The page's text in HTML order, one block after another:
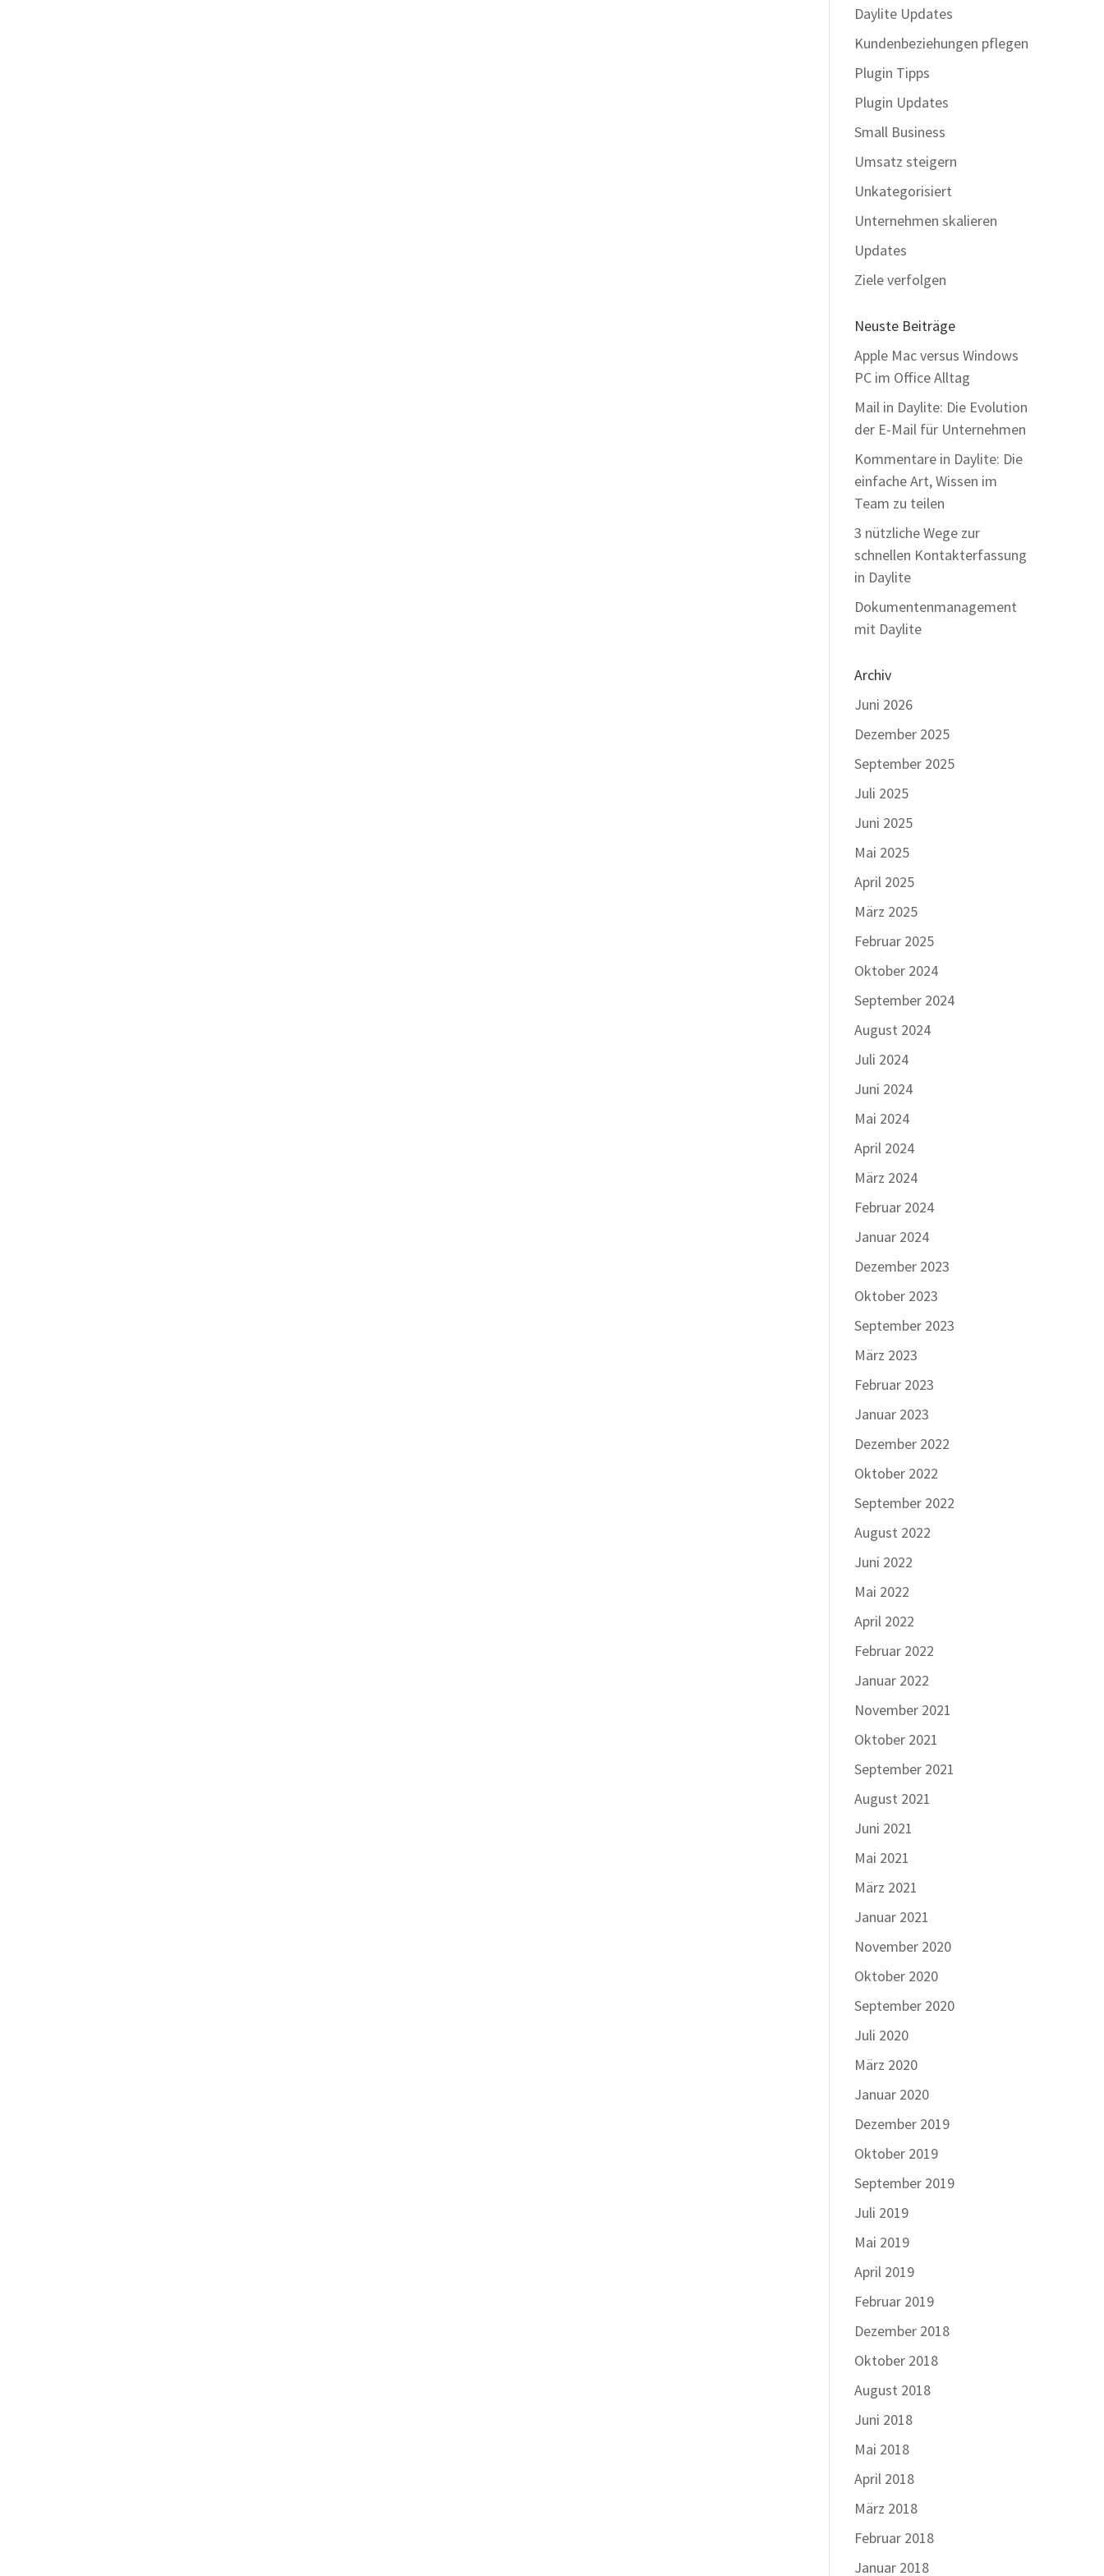
Daylite Updates
Kundenbeziehungen pflegen
Plugin Tipps
Plugin Updates
Small Business
Umsatz steigern
Unkategorisiert
Unternehmen skalieren
Updates
Ziele verfolgen
Neuste Beiträge
Apple Mac versus Windows
PC im Office Alltag
Mail in Daylite: Die Evolution
der E-Mail für Unternehmen
Kommentare in Daylite: Die
einfache Art, Wissen im
Team zu teilen
3 nützliche Wege zur
schnellen Kontakterfassung
in Daylite
Dokumentenmanagement
mit Daylite
Archiv
Juni 2026
Dezember 2025
September 2025
Juli 2025
Juni 2025
Mai 2025
April 2025
März 2025
Februar 2025
Oktober 2024
September 2024
August 2024
Juli 2024
Juni 2024
Mai 2024
April 2024
März 2024
Februar 2024
Januar 2024
Dezember 2023
Oktober 2023
September 2023
März 2023
Februar 2023
Januar 2023
Dezember 2022
Oktober 2022
September 2022
August 2022
Juni 2022
Mai 2022
April 2022
Februar 2022
Januar 2022
November 2021
Oktober 2021
September 2021
August 2021
Juni 2021
Mai 2021
März 2021
Januar 2021
November 2020
Oktober 2020
September 2020
Juli 2020
März 2020
Januar 2020
Dezember 2019
Oktober 2019
September 2019
Juli 2019
Mai 2019
April 2019
Februar 2019
Dezember 2018
Oktober 2018
August 2018
Juni 2018
Mai 2018
April 2018
März 2018
Februar 2018
Januar 2018